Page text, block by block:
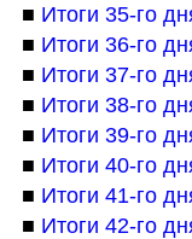
■ Итоги 35-го
■ Итоги 36-го
■ Итоги 37-го
■ Итоги 38-го
■ Итоги 39-го
■ Итоги 40-го
■ Итоги 41-го
■ Итоги 42-го